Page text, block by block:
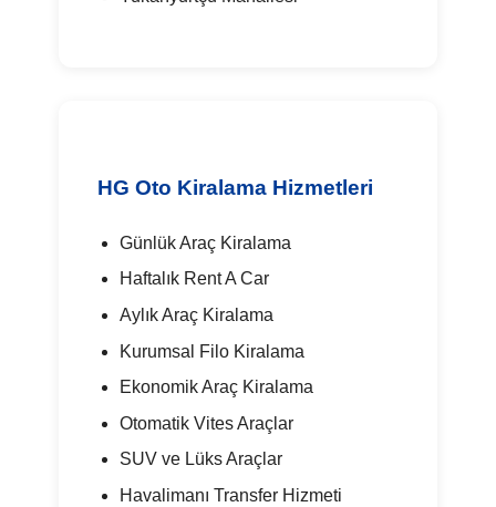
HG Oto Kiralama Hizmetleri
Günlük Araç Kiralama
Haftalık Rent A Car
Aylık Araç Kiralama
Kurumsal Filo Kiralama
Ekonomik Araç Kiralama
Otomatik Vites Araçlar
SUV ve Lüks Araçlar
Havalimanı Transfer Hizmeti